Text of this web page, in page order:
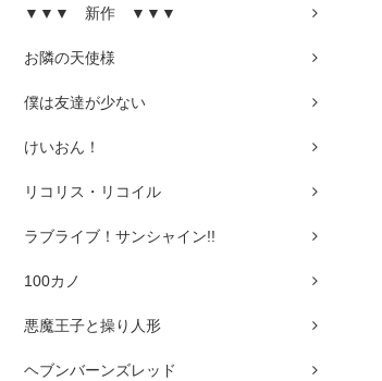
▼▼▼ 新作 ▼▼▼
お隣の天使様
僕は友達が少ない
けいおん！
リコリス・リコイル
ラブライブ！サンシャイン!!
100カノ
悪魔王子と操り人形
ヘブンバーンズレッド